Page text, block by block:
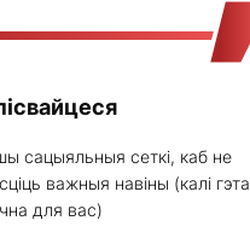
сацыяльныя сеткі, каб не
важныя навіны (калі гэта
для вас)